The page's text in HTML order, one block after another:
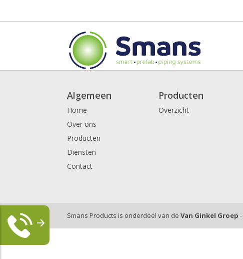
Algemeen
Home
Over ons
Producten
Diensten
Contact
Producten
Overzicht
Smans Products is onderdeel van deVan Ginkel Groep -